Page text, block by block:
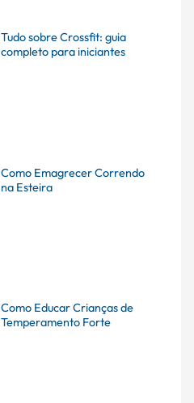
Tudo sobre Crossfit: guia
completo para iniciantes
Como Emagrecer Correndo
na Esteira
Como Educar Crianças de
Temperamento Forte